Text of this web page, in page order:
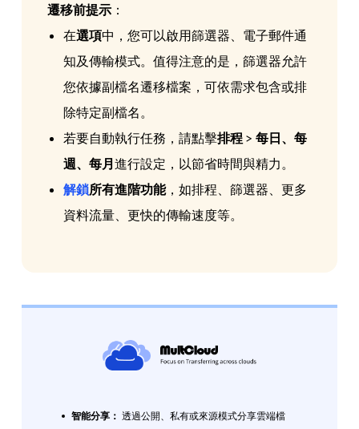
遷移前提示：
在選項中，您可以啟用篩選器、電子郵件通
知及傳輸模式。值得注意的是，篩選器允許
您依據副檔名遷移檔案，可依需求包含或排
除特定副檔名。
若要自動執行任務，請點擊排程> 每日、每
週、每月進行設定，以節省時間與精力。
解鎖所有進階功能，如排程、篩選器、更多
資料流量、更快的傳輸速度等。
智能分享： 透過公開、私有或來源模式分享雲端檔